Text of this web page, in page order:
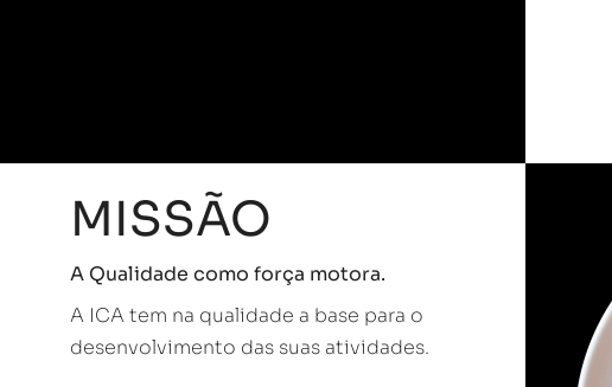
MISSÃO
A Qualidade como força motora.
A ICA tem na qualidade a base para o
desenvolvimento das suas atividades.